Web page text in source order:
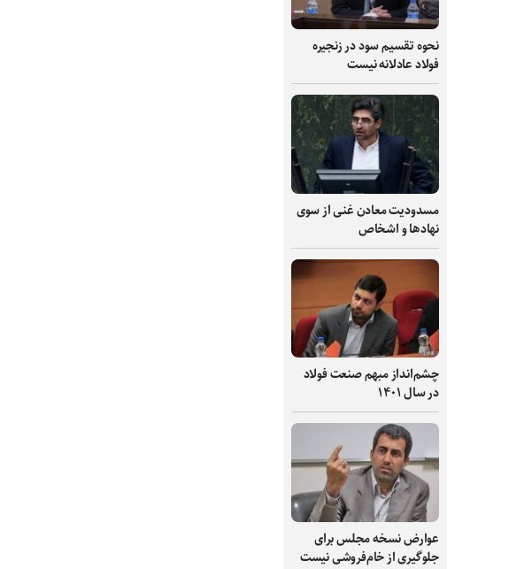
نحوه تقسیم سود در زنجیره
فولاد عادلانه نیست
مسدودیت معادن غنی از سوی
نهادها و اشخاص
چشم‌انداز مبهم صنعت فولاد
در سال ۱۴۰۱
عوارض نسخه مجلس برای
جلوگیری از خام‌فروشی نیست